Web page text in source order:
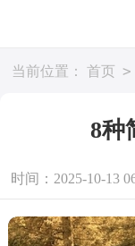
当前位置： 首页 >
8种
时间：2025-10-13